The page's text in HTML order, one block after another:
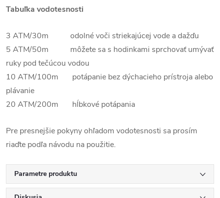
Tabuľka vodotesnosti
3 ATM/30m odolné voči striekajúcej vode a dažďu
5 ATM/50m môžete sa s hodinkami sprchovať umývať
ruky pod tečúcou vodou
10 ATM/100m potápanie bez dýchacieho prístroja alebo
plávanie
20 ATM/200m hĺbkové potápania
Pre presnejšie pokyny ohľadom vodotesnosti sa prosím
riaďte podľa návodu na použitie.
Parametre produktu